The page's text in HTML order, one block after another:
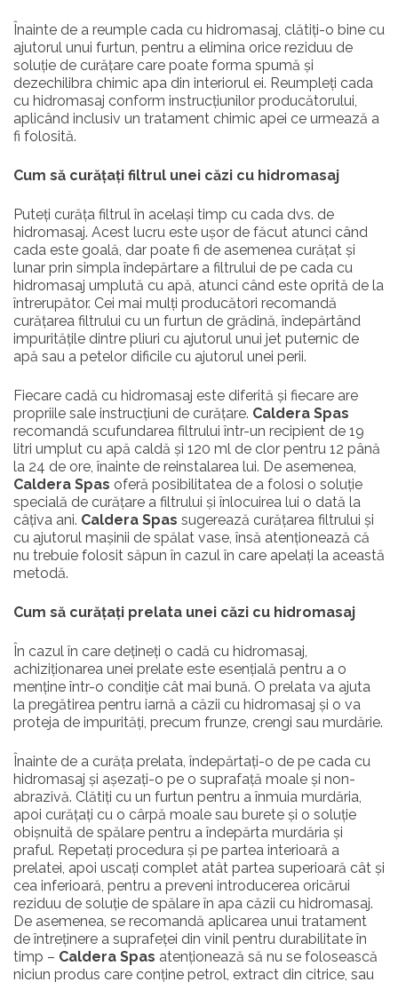
Înainte de a reumple cada cu hidromasaj, clătiți-o bine cu
ajutorul unui furtun, pentru a elimina orice reziduu de
soluție de curățare care poate forma spumă și
dezechilibra chimic apa din interiorul ei. Reumpleți cada
cu hidromasaj conform instrucțiunilor producătorului,
aplicând inclusiv un tratament chimic apei ce urmează a
fi folosită.
Cum să curățați filtrul unei căzi cu hidromasaj
Puteți curăța filtrul în același timp cu cada dvs. de
hidromasaj. Acest lucru este ușor de făcut atunci când
cada este goală, dar poate fi de asemenea curățat și
lunar prin simpla îndepărtare a filtrului de pe cada cu
hidromasaj umplută cu apă, atunci când este oprită de la
întrerupător. Cei mai mulți producători recomandă
curățarea filtrului cu un furtun de grădină, îndepărtând
impuritățile dintre pliuri cu ajutorul unui jet puternic de
apă sau a petelor dificile cu ajutorul unei perii.
Fiecare cadă cu hidromasaj este diferită și fiecare are
propriile sale instrucțiuni de curățare. Caldera Spas
recomandă scufundarea filtrului într-un recipient de 19
litri umplut cu apă caldă și 120 ml de clor pentru 12 până
la 24 de ore, înainte de reinstalarea lui. De asemenea,
Caldera Spas oferă posibilitatea de a folosi o soluție
specială de curățare a filtrului și înlocuirea lui o dată la
câțiva ani. Caldera Spas sugerează curățarea filtrului și
cu ajutorul mașinii de spălat vase, însă atenționează că
nu trebuie folosit săpun în cazul în care apelați la această
metodă.
Cum să curățați prelata unei căzi cu hidromasaj
În cazul în care dețineți o cadă cu hidromasaj,
achiziționarea unei prelate este esențială pentru a o
menține într-o condiție cât mai bună. O prelata va ajuta
la pregătirea pentru iarnă a căzii cu hidromasaj și o va
proteja de impurități, precum frunze, crengi sau murdărie.
Înainte de a curăța prelata, îndepărtați-o de pe cada cu
hidromasaj și așezați-o pe o suprafață moale și non-
abrazivă. Clătiți cu un furtun pentru a înmuia murdăria,
apoi curățați cu o cârpă moale sau burete și o soluție
obișnuită de spălare pentru a îndepărta murdăria și
praful. Repetați procedura și pe partea interioară a
prelatei, apoi uscați complet atât partea superioară cât și
cea inferioară, pentru a preveni introducerea oricărui
reziduu de soluție de spălare în apa căzii cu hidromasaj.
De asemenea, se recomandă aplicarea unui tratament
de întreținere a suprafeței din vinil pentru durabilitate în
timp – Caldera Spas atenționează să nu se folosească
niciun produs care conține petrol, extract din citrice, sau